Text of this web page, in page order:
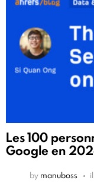
Les 100
Google en
by manuboss